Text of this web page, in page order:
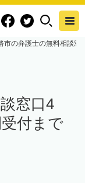
市の弁護士の無料相談
窓口4
付まで